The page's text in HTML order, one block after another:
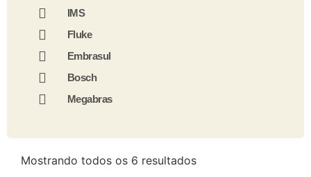
IMS
Fluke
Embrasul
Bosch
Megabras
Mostrando todos os 6 resultados